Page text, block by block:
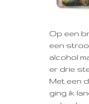
Op een
een
alcohol
er drie
Met een
ging ik